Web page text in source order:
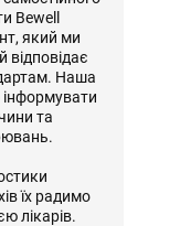
Bewell
який ми
відповідає
Наша
та
їх радимо
лікарів.